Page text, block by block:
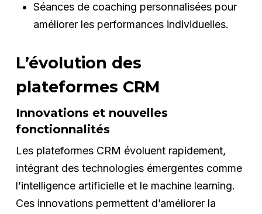
Séances de coaching personnalisées pour
améliorer les performances individuelles.
L’évolution des
plateformes CRM
Innovations et nouvelles
fonctionnalités
Les plateformes CRM évoluent rapidement,
intégrant des technologies émergentes comme
l’intelligence artificielle et le machine learning.
Ces innovations permettent d’améliorer la